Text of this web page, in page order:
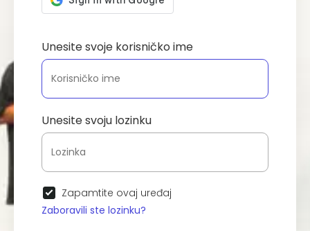
Unesite svoje korisničko ime
Unesite svoju lozinku
Zapamtite ovaj uređaj
Zaboravili ste lozinku?